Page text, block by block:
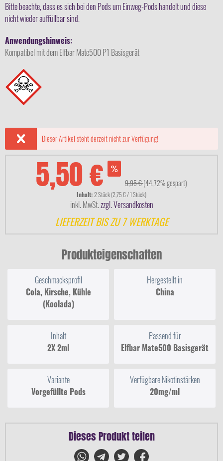
Bitte beachte, dass es sich bei den Pods um Einweg-Pods handelt und diese
nicht wieder auffüllbar sind.
Anwendungshinweis:
Kompatibel mit dem Elfbar Mate500 P1 Basisgerät
Dieser Artikel steht derzeit nicht zur Verfügung!
5,50 € 9,95 €(44,72% gespart)
Inhalt:2 Stück (2,75 € / 1 Stück)
inkl. MwSt.zzgl. Versandkosten
LIEFERZEIT BIS ZU 7 WERKTAGE
Produkteigenschaften
Geschmacksprofil
Cola, Kirsche, Kühle
(Koolada)
Hergestellt in
China
Inhalt
2X 2ml
Passend für
Elfbar Mate500 Basisgerät
Variante
Vorgefüllte Pods
Verfügbare Nikotinstärken
20mg/ml
Dieses Produkt teilen